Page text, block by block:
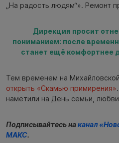
„На радость людям“». Ремонт
Дирекция просит
пониманием: после
станет ещё комфортнее
Тем временем на
открыть «Скамью примирения»
наметили на День семьи,
Подписывайтесь наканал
МАКС.